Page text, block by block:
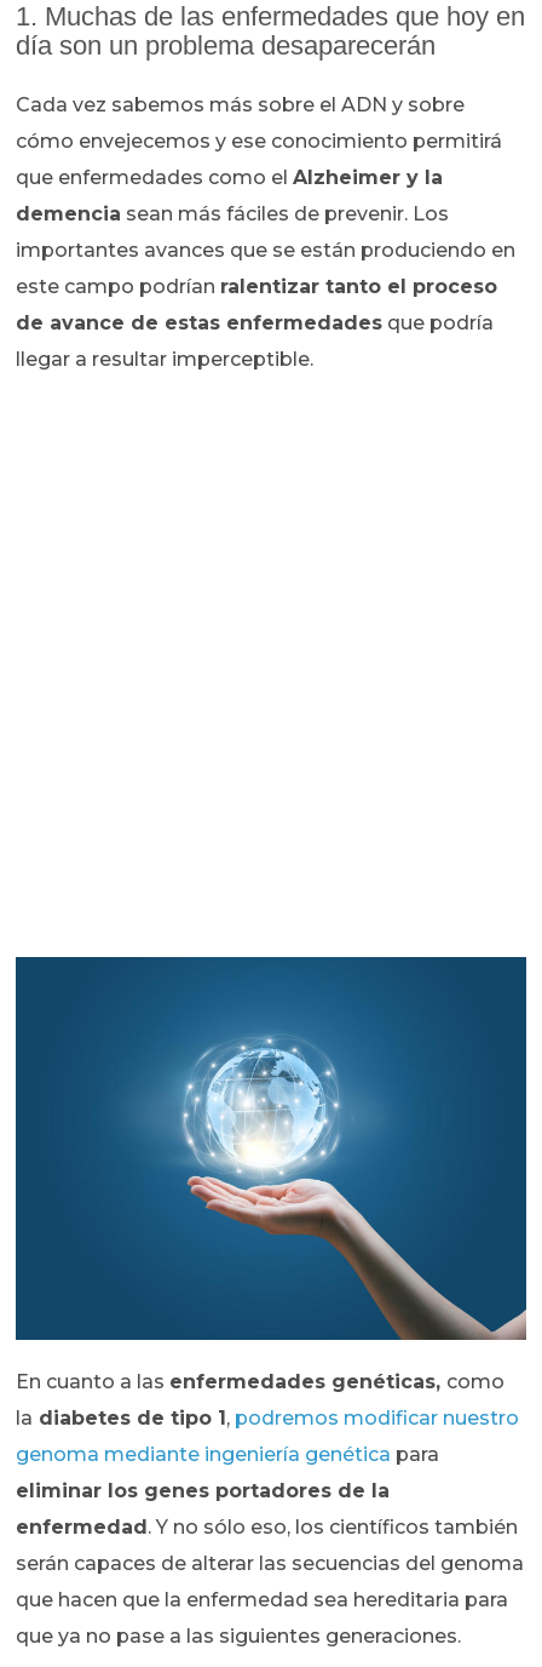
1. Muchas de las enfermedades que hoy en
día son un problema desaparecerán
Cada vez sabemos más sobre el ADN y sobre
cómo envejecemos y ese conocimiento permitirá
que enfermedades como elAlzheimer y la
demencia sean más fáciles de prevenir. Los
importantes avances que se están produciendo en
este campo podrían ralentizar tanto el proceso
de avance de estas enfermedades que podría
llegar a resultar imperceptible.
En cuanto a las enfermedades genéticas, como
la diabetes de tipo 1 , podremos modificar nuestro
genoma mediante ingeniería genética para
eliminar los genes portadores de la
enfermedad . Y no sólo eso, los científicos también
serán capaces de alterar las secuencias del genoma
que hacen que la enfermedad sea hereditaria para
que ya no pase a las siguientes generaciones.